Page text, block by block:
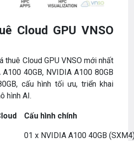
Cloud GPU VNSO
thuê Cloud GPU VNSO mới nhất
40GB, NVIDIA A100 80GB
cấu hình tối ưu, triển khai
hình AI.
Cấu hình chính
01 x NVIDIA A100 40GB